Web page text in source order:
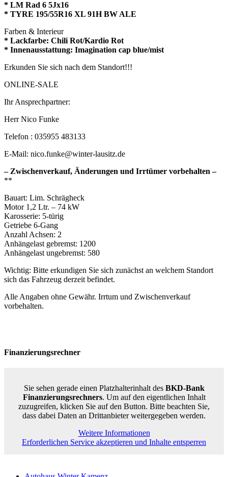
* LM Rad 6 5Jx16
* TYRE 195/55R16 XL 91H BW ALE
Farben & Interieur
* Lackfarbe: Chili Rot/Kardio Rot
* Innenausstattung: Imagination cap blue/mist
Erkunden Sie sich nach dem Standort!!!
ONLINE-SALE
Ihr Ansprechpartner:
Herr Nico Funke
Telefon : 035955 483133
E-Mail: nico.funke@winter-lausitz.de
– Zwischenverkauf, Änderungen und Irrtümer vorbehalten –
**
Bauart: Lim. Schrägheck
Motor 1,2 Ltr. – 74 kW
Karosserie: 5-türig
Getriebe 6-Gang
Anzahl Achsen: 2
Anhängelast gebremst: 1200
Anhängelast ungebremst: 580
Wichtig: Bitte erkundigen Sie sich zunächst an welchem Standort
sich das Fahrzeug derzeit befindet.
Alle Angaben ohne Gewähr. Irrtum und Zwischenverkauf
vorbehalten.
Finanzierungsrechner
Sie sehen gerade einen Platzhalterinhalt des BKD-Bank
Finanzierungsrechners. Um auf den eigentlichen Inhalt
zuzugreifen, klicken Sie auf den Button. Bitte beachten Sie,
dass dabei Daten an Drittanbieter weitergegeben werden.
Weitere Informationen
Erforderlichen Service akzeptieren und Inhalte entsperren